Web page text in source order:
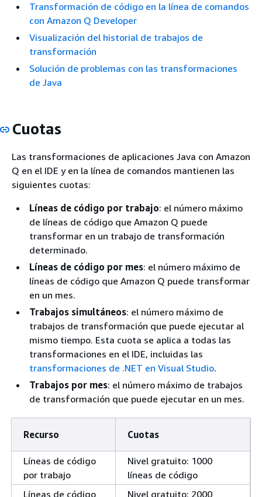
Transformación de código en la línea de comandos
con Amazon Q Developer
Visualización del historial de trabajos de
transformación
Solución de problemas con las transformaciones
de Java
Cuotas
Las transformaciones de aplicaciones Java con Amazon
Q en el IDE y en la línea de comandos mantienen las
siguientes cuotas:
Líneas de código por trabajo: el número máximo
de líneas de código que Amazon Q puede
transformar en un trabajo de transformación
determinado.
Líneas de código por mes: el número máximo de
líneas de código que Amazon Q puede transformar
en un mes.
Trabajos simultáneos: el número máximo de
trabajos de transformación que puede ejecutar al
mismo tiempo. Esta cuota se aplica a todas las
transformaciones en el IDE, incluidas las
transformaciones de .NET en Visual Studio.
Trabajos por mes: el número máximo de trabajos
de transformación que puede ejecutar en un mes.
Recurso Cuotas
Líneas de código
por trabajo
Nivel gratuito: 1000
líneas de código
Líneas de código
Nivel gratuito: 2000